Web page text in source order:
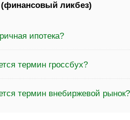
(финансовый ликбез)
ипотека?
термин гроссбух?
термин внебиржевой рынок?